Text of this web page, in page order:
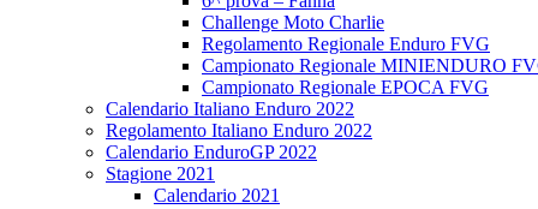
Challenge Moto Charlie
Regolamento Regionale Enduro FVG
Campionato Regionale MINIENDURO
Campionato Regionale EPOCA FVG
Calendario Italiano Enduro 2022
Regolamento Italiano Enduro 2022
Calendario EnduroGP 2022
Stagione 2021
Calendario 2021